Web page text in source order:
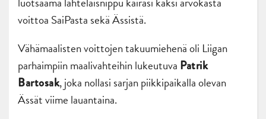
voittoa SaiPasta sekä Ässistä.
Vähämaalisten voittojen takuumiehenä oli Liigan
parhaimpiin maalivahteihin lukeutuva Patrik
Bartosak, joka nollasi sarjan piikkipaikalla olevan
Ässät viime lauantaina.